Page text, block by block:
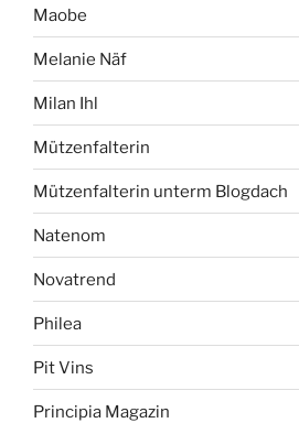
Maobe
Melanie Näf
Milan Ihl
Mützenfalterin
Mützenfalterin unterm Blogdach
Natenom
Novatrend
Philea
Pit Vins
Principia Magazin